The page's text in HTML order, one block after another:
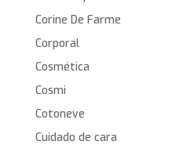
Corine De Farme
Corporal
Cosmética
Cosmi
Cotoneve
Cuidado de cara